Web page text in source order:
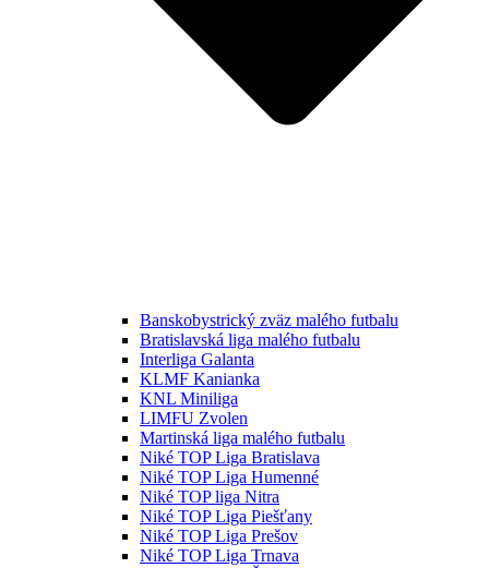
Banskobystrický zväz malého futbalu
Bratislavská liga malého futbalu
Interliga Galanta
KLMF Kanianka
KNL Miniliga
LIMFU Zvolen
Martinská liga malého futbalu
Niké TOP Liga Bratislava
Niké TOP Liga Humenné
Niké TOP liga Nitra
Niké TOP Liga Piešťany
Niké TOP Liga Prešov
Niké TOP Liga Trnava